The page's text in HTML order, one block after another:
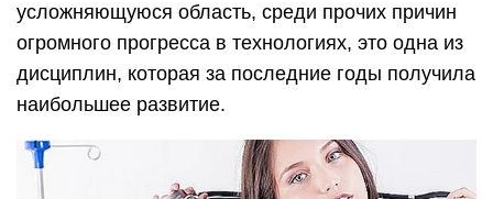
усложняющуюся область, среди прочих причин
огромного прогресса в технологиях, это одна из
дисциплин, которая за последние годы получила
наибольшее развитие.